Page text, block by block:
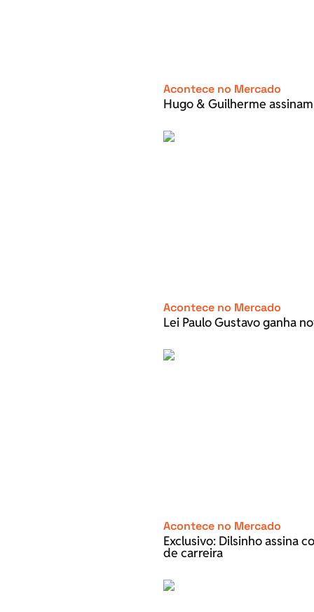
Acontece no Mercado
Hugo & Guilherme
Acontece no Mercado
Lei Paulo Gustavo ganha
Acontece no Mercado
Exclusivo: Dilsinho assina
de carreira